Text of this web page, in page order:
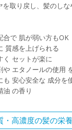
取り戻し、髪のしな
合で 肌が弱い⽅もOK
質感を上げられる
く セットが楽に
や エタノールの使⽤
も 安⼼安全な 成分を
油 の⾹り
・⾼濃度の髪の栄